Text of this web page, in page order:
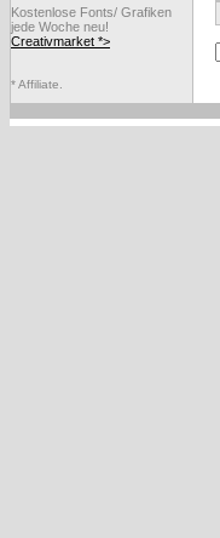
Kostenlose Fonts/ Grafiken
jede Woche neu!
Creativmarket *>
* Affiliate.